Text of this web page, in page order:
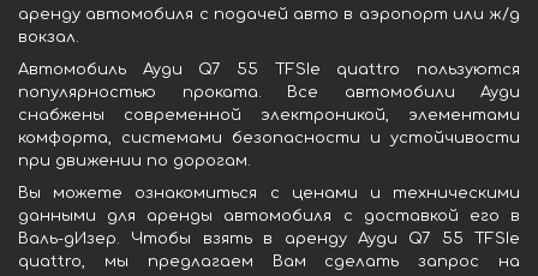
аренду автомобиля с подачей авто в аэропорт или ж/д
вокзал.
Автомобиль Ауди Q7 55 TFSIe quattro пользуются
популярностью проката. Все автомобили Ауди
снабжены современной электроникой, элементами
комфорта, системами безопасности и устойчивости
при движении по дорогам.
Вы можете ознакомиться с ценами и техническими
данными для аренды автомобиля с доставкой его в
Валь-дИзер. Чтобы взять в аренду Ауди Q7 55 TFSIe
quattro, мы предлагаем Вам сделать запрос на